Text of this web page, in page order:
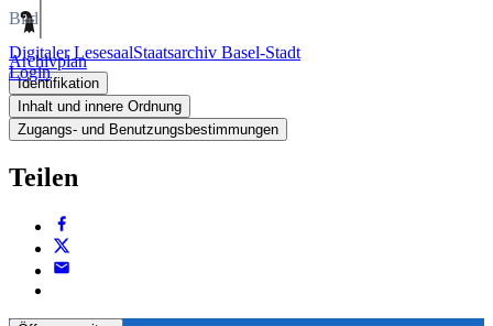
Digitaler LesesaalStaatsarchiv Basel-Stadt
Login
Bild
Archivplan
Identifikation
Inhalt und innere Ordnung
Zugangs- und Benutzungsbestimmungen
Teilen